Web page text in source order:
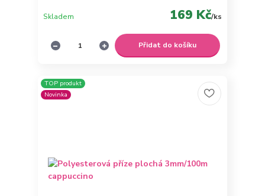
169 Kč/ks
Skladem
Přidat do košíku
TOP produkt
Novinka